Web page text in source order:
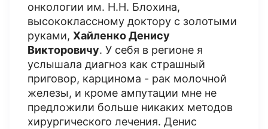
онкологии им. Н.Н. Блохина,
высококлассному доктору с золотыми
руками, Хайленко Денису
Викторовичу. У себя в регионе я
услышала диагноз как страшный
приговор, карцинома - рак молочной
железы, и кроме ампутации мне не
предложили больше никаких методов
хирургического лечения. Денис